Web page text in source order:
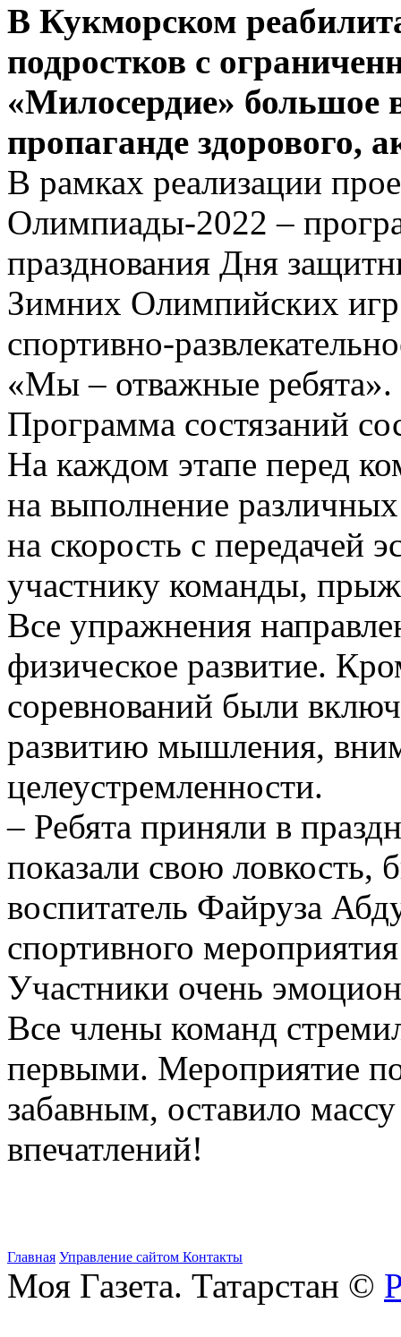
В Кукморском
подростков с
«Милосердие» большое
пропаганде здорового,
В рамках реализации
Олимпиады-2022 –
празд­нования Дня
Зимних Олимпийских игр
спортивно-
«Мы – отважные ребята».
Программа состязаний
На каждом этапе перед
на выполнение
на скорость с передачей
участнику команды,
Все упражнения
физическое развитие.
соревнований были
развитию мышления,
целеустремленности.
– Ребята приняли в
показали свою ловкость,
воспитатель Файруза
спортивного
Участники очень
Все члены команд
первыми. Мероприятие
забавным, оставило
впечатлений!
Главная Управление сайтом Контакты
Моя Газета. Татарстан ©